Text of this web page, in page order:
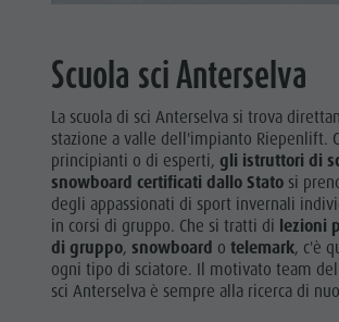
Scuola sci Anterselva
La scuola di sci Anterselva si trova
stazione a valle dell'impianto Riepenlift.
principianti o di esperti, gli istruttori di
snowboard certificati dallo Stato si
degli appassionati di sport invernali
in corsi di gruppo. Che si tratti di lezioni
di gruppo,snowboard otelemark, c'è
ogni tipo di sciatore. Il motivato team
sci Anterselva è sempre alla ricerca di